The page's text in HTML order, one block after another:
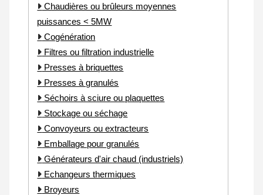
Chaudières ou brûleurs moyennes
puissances < 5MW
Cogénération
Filtres ou filtration industrielle
Presses à briquettes
Presses à granulés
Séchoirs à sciure ou plaquettes
Stockage ou séchage
Convoyeurs ou extracteurs
Emballage pour granulés
Générateurs d'air chaud (industriels)
Echangeurs thermiques
Broyeurs